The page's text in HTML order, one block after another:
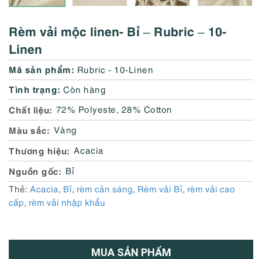
Rèm vải mộc linen- Bỉ – Rubric – 10-
Linen
Mã sản phẩm: Rubric - 10-Linen
Tình trạng: Còn hàng
Chất liệu 72% Polyeste, 28% Cotton
Màu sắc Vàng
Thương hiệu Acacia
Nguồn gốc
Bỉ
Thẻ: Acacia, Bỉ, rèm cản sáng, Rèm vải Bỉ, rèm vải cao
cấp, rèm vải nhập khẩu
MUA SẢN PHẨM